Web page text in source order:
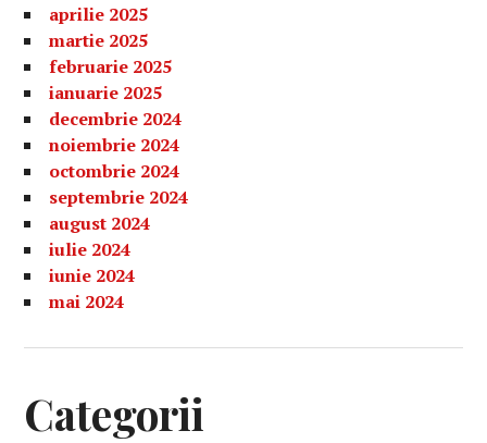
aprilie 2025
martie 2025
februarie 2025
ianuarie 2025
decembrie 2024
noiembrie 2024
octombrie 2024
septembrie 2024
august 2024
iulie 2024
iunie 2024
mai 2024
Categorii